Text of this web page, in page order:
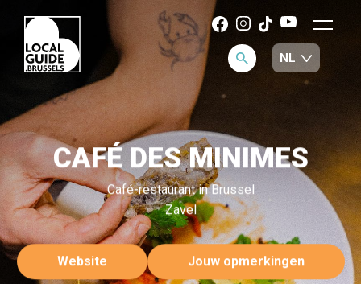
CAFÉ DES MINIMES
Café-restaurant in Brussel
Zavel
Website Jouw opmerkingen